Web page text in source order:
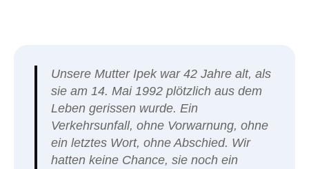
Unsere Mutter Ipek war 42 Jahre alt, als
sie am 14. Mai 1992 plötzlich aus dem
Leben gerissen wurde. Ein
Verkehrsunfall, ohne Vorwarnung, ohne
ein letztes Wort, ohne Abschied. Wir
hatten keine Chance, sie noch ein